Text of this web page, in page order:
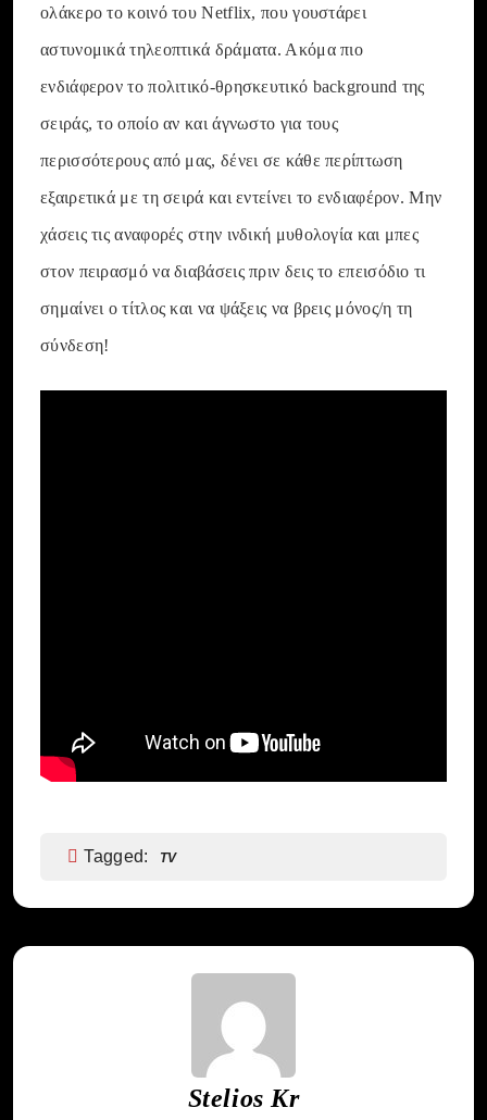
ολάκερο το κοινό του Netflix, που γουστάρει
αστυνομικά τηλεοπτικά δράματα. Ακόμα πιο
ενδιάφερον το πολιτικό-θρησκευτικό background της
σειράς, το οποίο αν και άγνωστο για τους
περισσότερους από μας, δένει σε κάθε περίπτωση
εξαιρετικά με τη σειρά και εντείνει το ενδιαφέρον. Μην
χάσεις τις αναφορές στην ινδική μυθολογία και μπες
στον πειρασμό να διαβάσεις πριν δεις το επεισόδιο τι
σημαίνει ο τίτλος και να ψάξεις να βρεις μόνος/η τη
σύνδεση!
Tagged: TV
Stelios Kr